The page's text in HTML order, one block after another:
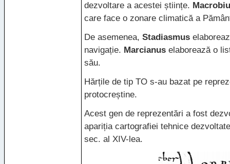
dezvoltare a acestei științe.
care face o zonare climatică a
De asemenea, Stadiasmus
navigație. Marcianus elaborează o
său.
Hărțile de tip TO s-au bazat pe
protocreștine.
Acest gen de reprezentări a fost
apariția cartografiei tehnice
sec. al XIV-lea.